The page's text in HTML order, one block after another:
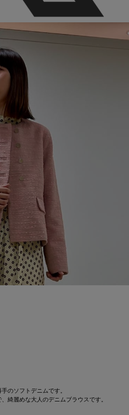
のソフトデニムです。
めな大人のデニムブラウスです。